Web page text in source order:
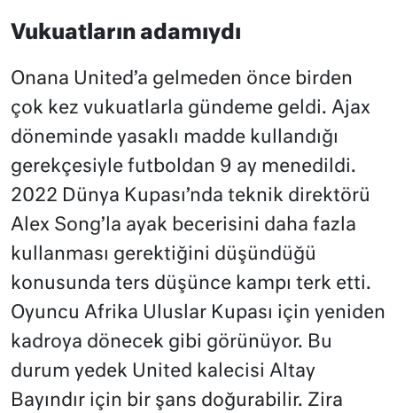
Vukuatların adamıydı
Onana United’a gelmeden önce birden
çok kez vukuatlarla gündeme geldi. Ajax
döneminde yasaklı madde kullandığı
gerekçesiyle futboldan 9 ay menedildi.
2022 Dünya Kupası’nda teknik direktörü
Alex Song’la ayak becerisini daha fazla
kullanması gerektiğini düşündüğü
konusunda ters düşünce kampı terk etti.
Oyuncu Afrika Uluslar Kupası için yeniden
kadroya dönecek gibi görünüyor. Bu
durum yedek United kalecisi Altay
Bayındır için bir şans doğurabilir. Zira